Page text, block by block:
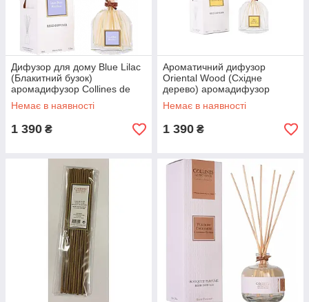
Дифузор для дому Blue Lilac
(Блакитний бузок)
аромадифузор Collines de
Provence, 100 мл
Немає в наявності
1 390 ₴
Ароматичний дифузор
Oriental Wood (Східне
дерево) аромадифузор
Collines de Provence, 100 мл
Немає в наявності
1 390 ₴